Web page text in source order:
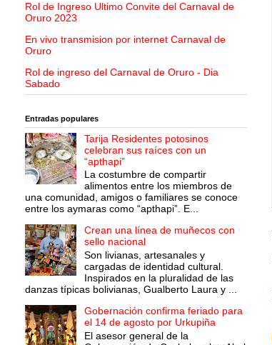
Rol de Ingreso Ultimo Convite del Carnaval de
Oruro 2023
En vivo transmision por internet Carnaval de
Oruro
Rol de ingreso del Carnaval de Oruro - Dia
Sabado
Entradas populares
Tarija Residentes potosinos
celebran sus raíces con un
“apthapi”
La costumbre de compartir
alimentos entre los miembros de
una comunidad, amigos o familiares se conoce
entre los aymaras como “apthapi”. E...
Crean una línea de muñecos con
sello nacional
Son livianas, artesanales y
cargadas de identidad cultural.
Inspirados en la pluralidad de las
danzas típicas bolivianas, Gualberto Laura y ...
Gobernación confirma feriado para
el 14 de agosto por Urkupiña
El asesor general de la